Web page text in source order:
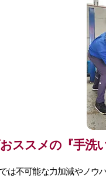
ススメの『手洗い
は不可能な力加減やノウ